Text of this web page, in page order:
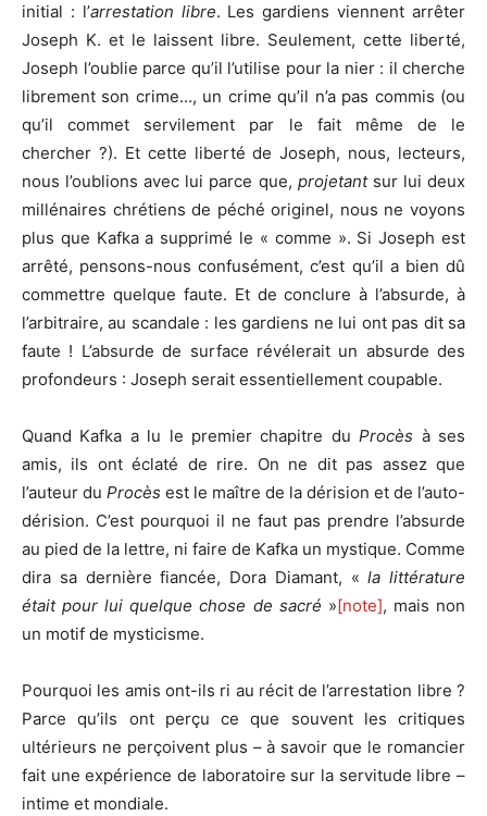
initial : l’arrestation libre. Les gardiens viennent arrêter
Joseph K. et le laissent libre. Seulement, cette liberté,
Joseph l’oublie parce qu’il l’utilise pour la nier : il cherche
librement son crime…, un crime qu’il n’a pas commis (ou
qu’il commet servilement par le fait même de le
chercher ?). Et cette liberté de Joseph, nous, lecteurs,
nous l’oublions avec lui parce que, projetantsur lui deux
millénaires chrétiens de péché originel, nous ne voyons
plus que Kafka a supprimé le « comme ». Si Joseph est
arrêté, pensons-nous confusément, c’est qu’il a bien dû
commettre quelque faute. Et de conclure à l’absurde, à
l’arbitraire, au scandale : les gardiens ne lui ont pas dit sa
faute ! L’absurde de surface révélerait un absurde des
profondeurs : Joseph serait essentiellement coupable.
Quand Kafka a lu le premier chapitre duProcès à ses
amis, ils ont éclaté de rire. On ne dit pas assez que
l’auteur du Procès est le maître de la dérision et de l’auto-
dérision. C’est pourquoi il ne faut pas prendre l’absurde
au pied de la lettre, ni faire de Kafka un mystique. Comme
dira sa dernière fiancée, Dora Diamant, «la littérature
était pour lui quelque chose de sacré »[note], mais non
un motif de mysticisme.
Pourquoi les amis ont-ils ri au récit de l’arrestation libre ?
Parce qu’ils ont perçu ce que souvent les critiques
ultérieurs ne perçoivent plus – à savoir que le romancier
fait une expérience de laboratoire sur la servitude libre –
intime et mondiale.